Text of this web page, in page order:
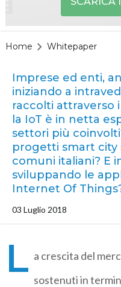
Home Whitepaper
Imprese ed enti,
iniziando a
raccolti attraverso
la IoT è in netta
settori più
progetti smart city
comuni italiani? E
sviluppando le
Internet Of
03 Luglio 2018
L a crescita del
sostenuti in